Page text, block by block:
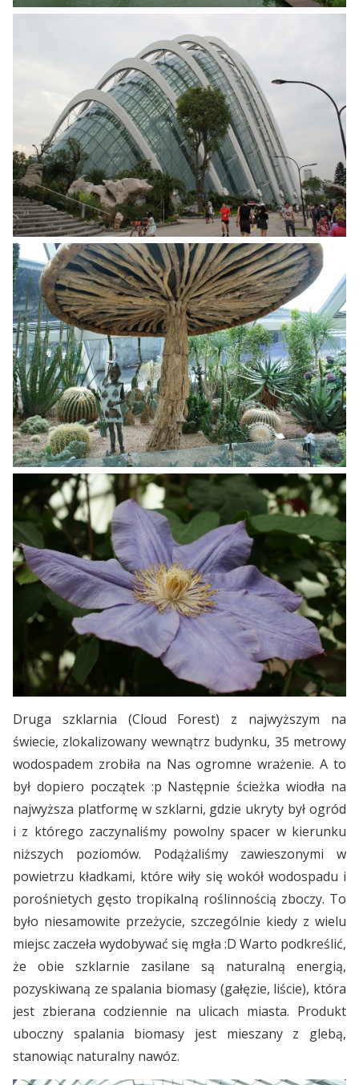
Druga szklarnia (Cloud Forest) z najwyższym na
świecie, zlokalizowany wewnątrz budynku, 35 metrowy
wodospadem zrobiła na Nas ogromne wrażenie. A to
był dopiero początek :p Następnie ścieżka wiodła na
najwyższa platformę w szklarni, gdzie ukryty był ogród
i z którego zaczynaliśmy powolny spacer w kierunku
niższych poziomów. Podążaliśmy zawieszonymi w
powietrzu kładkami, które wiły się wokół wodospadu i
porośnietych gęsto tropikalną roślinnością zboczy. To
było niesamowite przeżycie, szczególnie kiedy z wielu
miejsc zaczeła wydobywać się mgła :D Warto podkreślić,
że obie szklarnie zasilane są naturalną energią,
pozyskiwaną ze spalania biomasy (gałęzie, liście), która
jest zbierana codziennie na ulicach miasta. Produkt
uboczny spalania biomasy jest mieszany z glebą,
stanowiąc naturalny nawóz.